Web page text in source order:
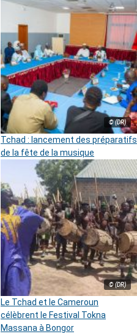
© (DR)
Tchad : lancement des préparatifs
de la fête de la musique
© (DR)
Le Tchad et le Cameroun
célèbrent le Festival Tokna
Massana à Bongor